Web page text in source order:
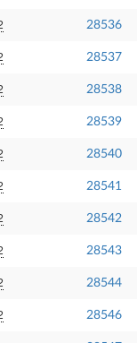
28536
28537
28538
28539
28540
28541
28542
28543
28544
28546